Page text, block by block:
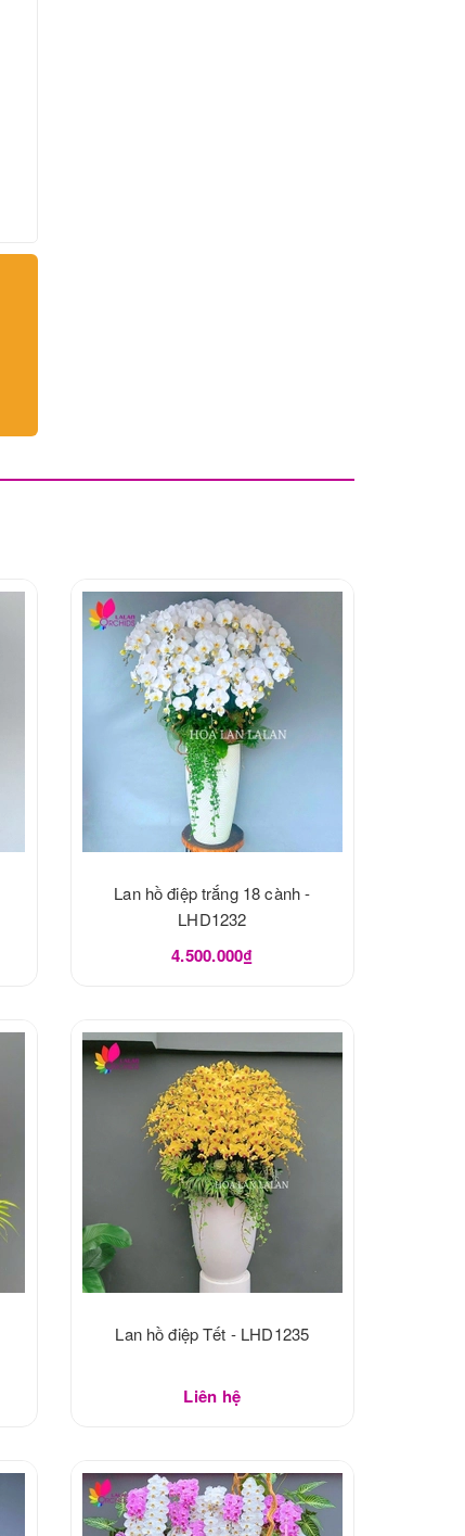
Lan hồ điệp trắng 18 cành -
LHD1232
4.500.000₫
Lan hồ điệp Tết - LHD1235
Liên hệ